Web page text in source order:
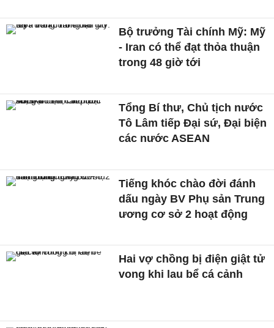
Bộ trưởng Tài chính Mỹ: Mỹ
- Iran có thể đạt thỏa thuận
trong 48 giờ tới
Tổng Bí thư, Chủ tịch nước
Tô Lâm tiếp Đại sứ, Đại biện
các nước ASEAN
Tiếng khóc chào đời đánh
dấu ngày BV Phụ sản Trung
ương cơ sở 2 hoạt động
Hai vợ chồng bị điện giật tử
vong khi lau bể cá cảnh